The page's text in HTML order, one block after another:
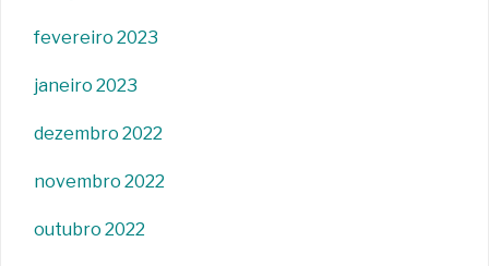
fevereiro 2023
janeiro 2023
dezembro 2022
novembro 2022
outubro 2022